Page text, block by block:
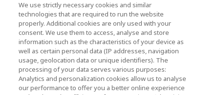
KIOXIA Holdings Corporation (Kurumsal /
Yatırımcı İlişkileri)
KIOXIA Holdings Corporation Home
Yatırımcı İlişkileri
We use strictly necessary cookies and similar
technologies that are required to run the website
properly. Additional cookies are only used with your
consent. We use them to access, analyse and store
information such as the characteristics of your device as
well as certain personal data (IP addresses, navigation
usage, geolocation data or unique identifiers). The
processing of your data serves various purposes:
Analytics and personalization cookies allow us to analyse
our performance to offer you a better online experience